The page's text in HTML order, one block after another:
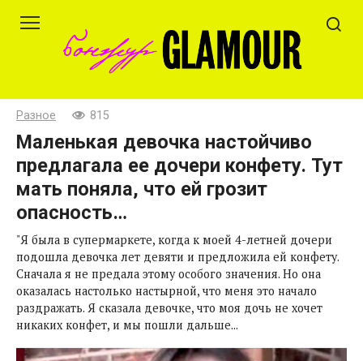
Разное 815
Маленькая девочка настойчиво
предлагала ее дочери конфету. Тут
мать поняла, что ей грозит
опасность…
"Я была в супермаркете, когда к моей 4-летней дочери
подошла девочка лет девяти и предложила ей конфету.
Сначала я не предала этому особого значения. Но она
оказалась настолько настырной, что меня это начало
раздражать. Я сказала девочке, что моя дочь не хочет
никаких конфет, и мы пошли дальше...